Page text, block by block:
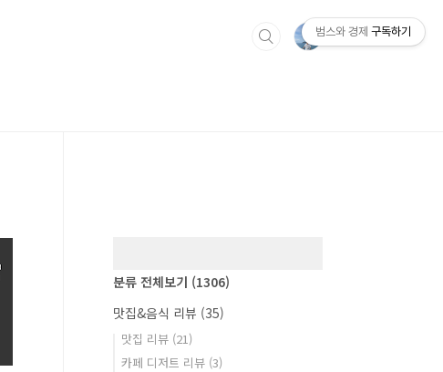
분류 전체보기 (1306)
맛집&음식 리뷰 (35)
맛집 리뷰 (21)
카페 디저트 리뷰 (3)
범스와 경제 구독하기